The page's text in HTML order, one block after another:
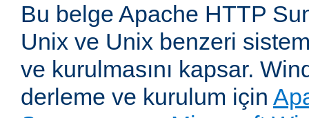
Bu belge Apache HTTP
Unix ve Unix benzeri
ve kurulmasını kapsar.
derleme ve kurulum için